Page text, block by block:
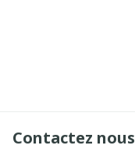
Contactez nous